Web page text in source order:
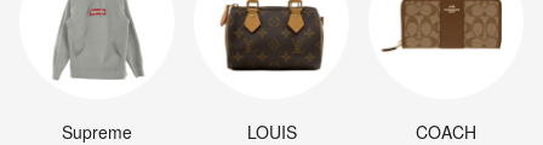
Supreme
LOUIS
COACH